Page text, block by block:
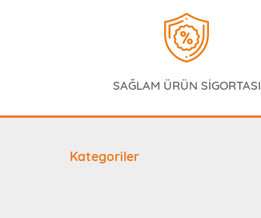
SAĞLAM ÜRÜN SİGORTASI
Kategoriler